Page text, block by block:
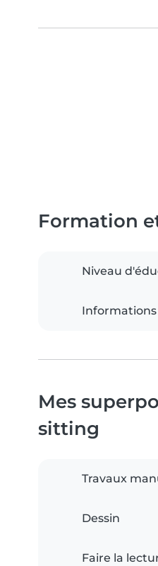
Formation
Niveau
Mes
sitting
Travaux
Dessin
Faire la